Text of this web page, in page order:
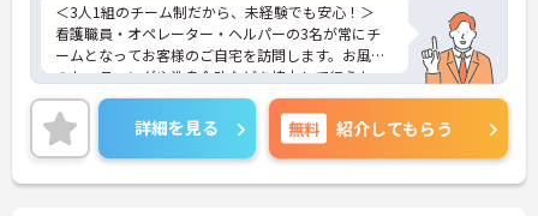
＜3人1組のチーム制だから、未経験でも安心！＞
看護職員・オペレーター・ヘルパーの3名が常にチ
ームとなってお客様のご自宅を訪問します。お風呂
のセッティングや洗身介助などを協力して行うた
め、一人きりになる心配がありません。未経験や無
資格の方でも、頼れる先輩スタッフがそばにいて丁
寧にサポートしてくれるので、安心してスタートで
きる温かい環境です。
＜働きながら資格取得！充実のキャリア支援＞
詳細を見る 無料 紹介してもらう